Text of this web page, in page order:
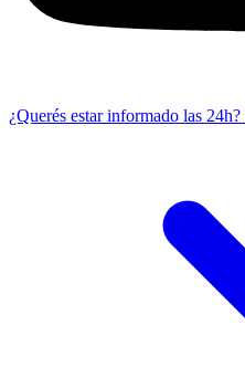
¿Querés estar informado las 24h?